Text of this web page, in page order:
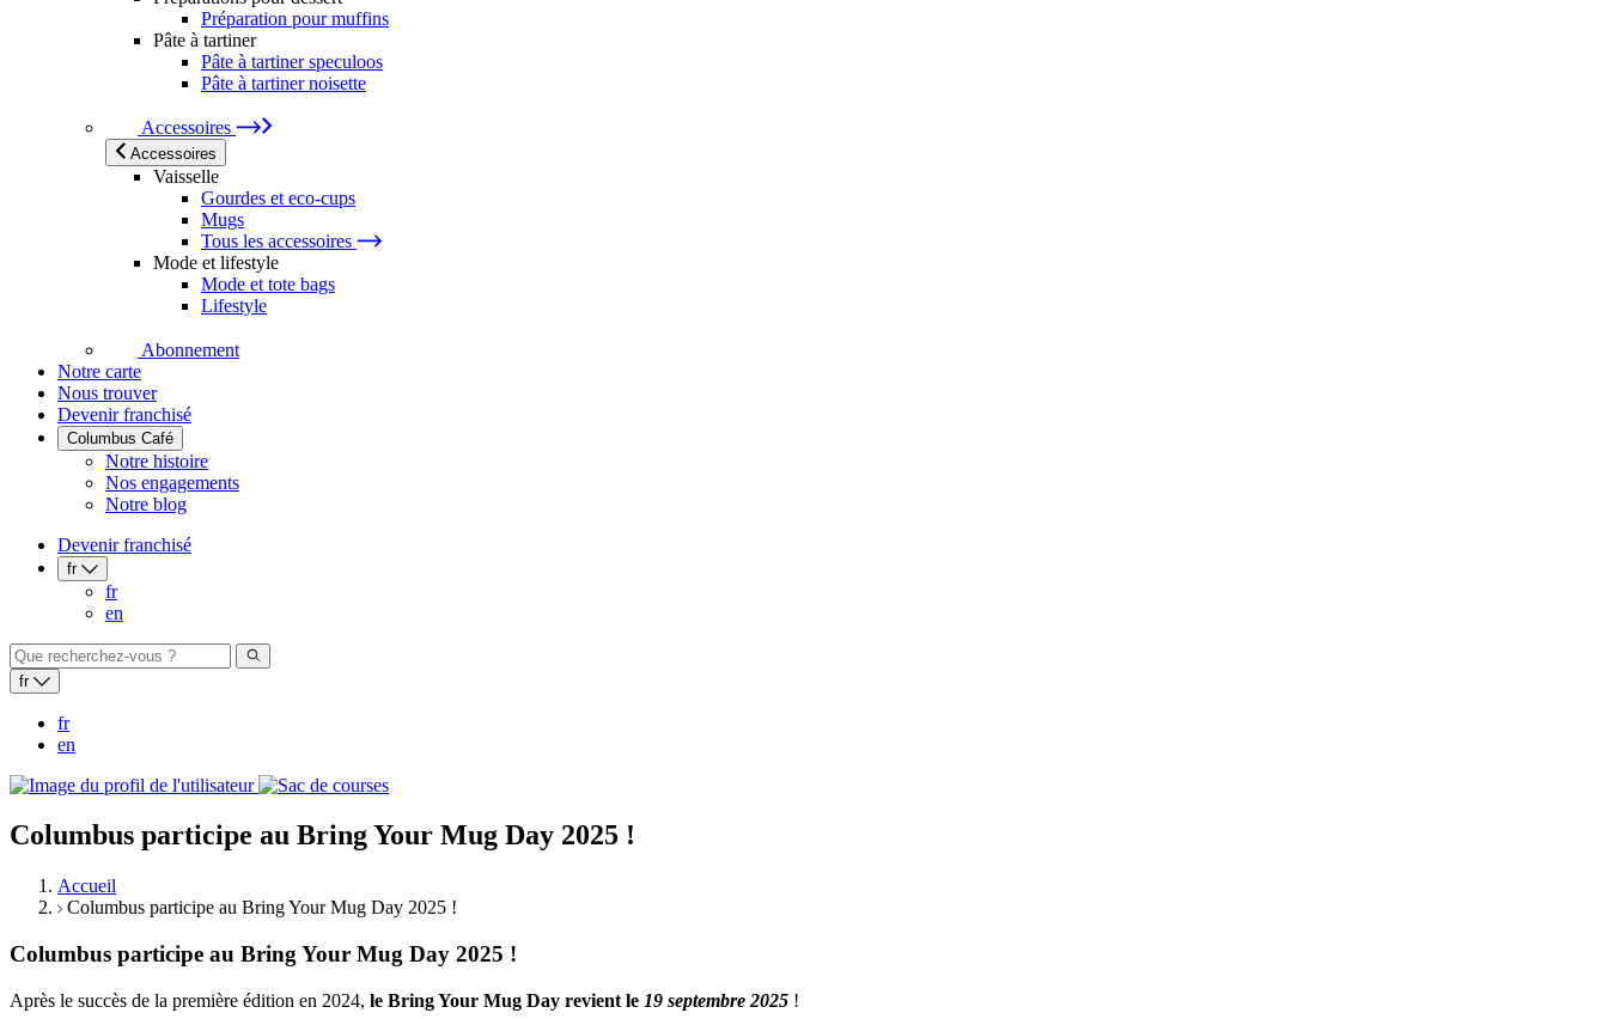
Préparation pour muffins
Pâte à tartiner
Pâte à tartiner speculoos
Pâte à tartiner noisette
Accessoires
Accessoires
Vaisselle
Gourdes et eco-cups
Mugs
Tous les accessoires
Mode et lifestyle
Mode et tote bags
Lifestyle
Abonnement
Notre carte
Nous trouver
Devenir franchisé
Columbus Café
Notre histoire
Nos engagements
Notre blog
Devenir franchisé
fr
fr
en
fr
fr
en
Columbus participe au Bring Your Mug Day 2025 !
Accueil
Columbus participe au Bring Your Mug Day 2025 !
Columbus participe au Bring Your Mug Day 2025 !
Après le succès de la première édition en 2024, le Bring Your Mug Day revient le 19 septembre 2025 !